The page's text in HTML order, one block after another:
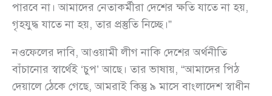
পারবে না। আমাদের নেতাকর্মীরা দেশের ক্ষতি যাতে না হয়,
গৃহযুদ্ধ যাতে না হয়, তার প্রস্তুতি নিচ্ছে।”
নওফেলের দাবি, আওয়ামী লীগ নাকি দেশের অর্থনীতি
বাঁচানোর স্বার্থেই ‘চুপ’ আছে। তার ভাষায়, “আমাদের পিঠ
দেয়ালে ঠেকে গেছে, আমরাই কিন্তু ৯ মাসে বাংলাদেশ স্বাধীন